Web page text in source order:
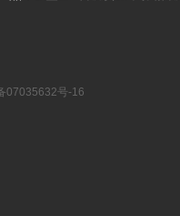
07035632号-16